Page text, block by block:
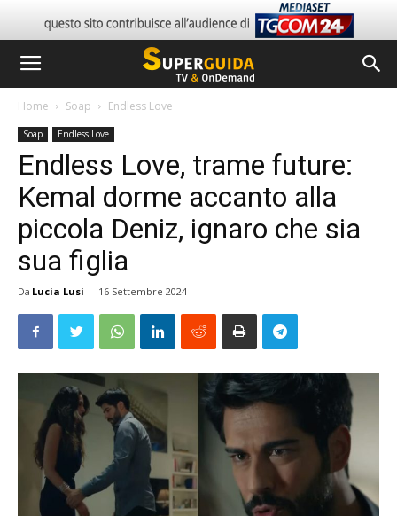
Home Soap Endless Love
Soap Endless Love
Endless Love, trame future:
Kemal dorme accanto alla
piccola Deniz, ignaro che sia
sua figlia
Da Lucia Lusi - 16 Settembre 2024